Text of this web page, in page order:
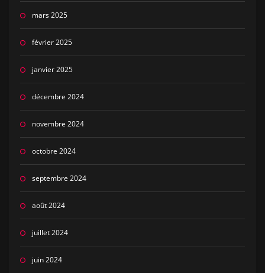
mars 2025
février 2025
janvier 2025
décembre 2024
novembre 2024
octobre 2024
septembre 2024
août 2024
juillet 2024
juin 2024